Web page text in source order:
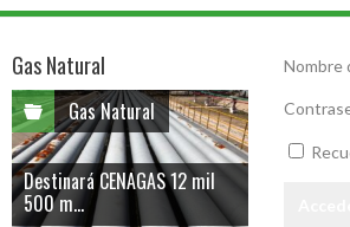
Nombre
Gas Natural
Gas Natural
Destinará CENAGAS 12 mil
500 m...